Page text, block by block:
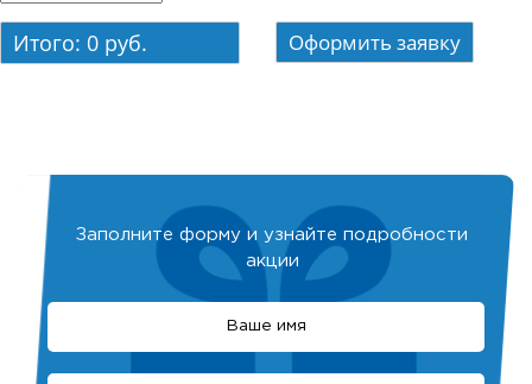
Итого: 0руб.
Заполните форму и узнайте подробности
акции